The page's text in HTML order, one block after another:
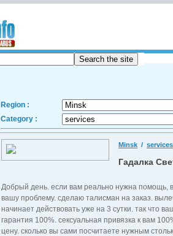
Region :
Category :
Minsk / services
Гадалка
Добрый день. если вам реально нужна помощь,
вашу проблему. сделаю талисман на заказ.
начинает действовать уже на 3 сутки. так что
гарантия 100%. сексуальная привязка к вам
цену. сколько вы сами посчитаете нужным